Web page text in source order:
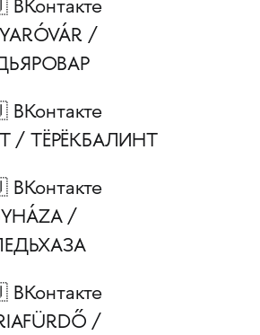
/
/ ТЁРЁКБАЛИНТ
/
/